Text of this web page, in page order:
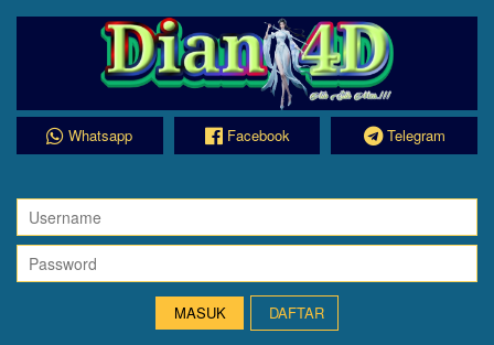
Whatsapp Facebook Telegram
DAFTAR